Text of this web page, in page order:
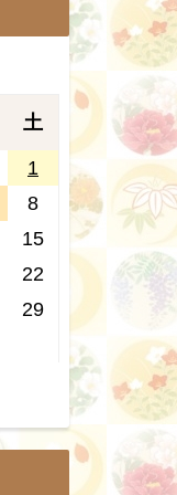
土
1
8
15
22
29